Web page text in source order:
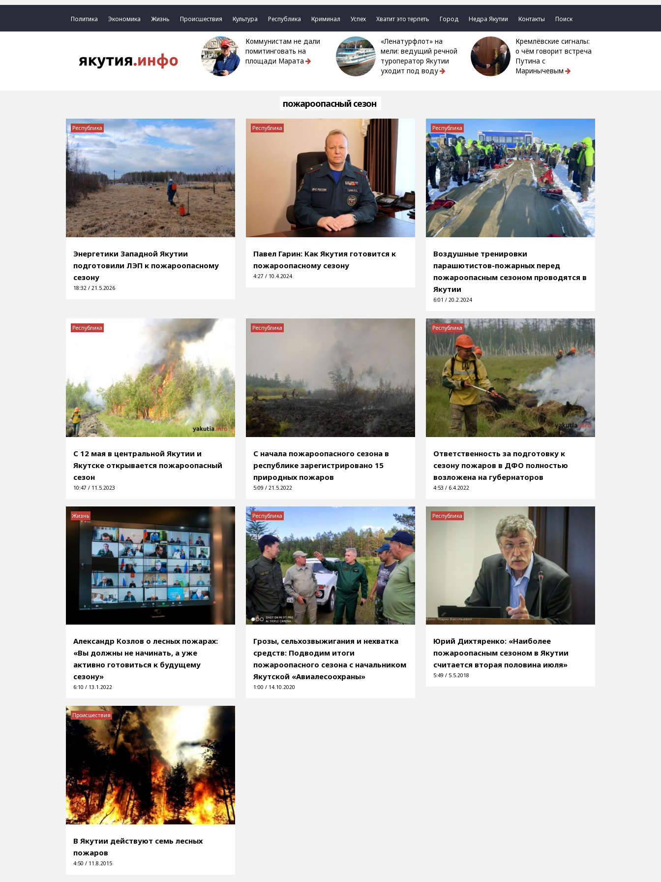
Политика Экономика Жизнь Происшествия Культура Республика Криминал Успех Хватит это терпеть Город Недра Якутии Контакты Поиск
Коммунистам не дали
помитинговать на
площади Марата
«Ленатурфлот» на
мели: ведущий речной
туроператор Якутии
уходит под воду
Кремлёвские сигналы:
о чём говорит встреча
Путина с
Маринычевым
пожароопасный сезон
Энергетики Западной Якутии
подготовили ЛЭП к пожароопасному
сезону
18:32 / 21.5.2026
Республика
Павел Гарин: Как Якутия готовится к
пожароопасному сезону
4:27 / 10.4.2024
Республика
Воздушные тренировки
парашютистов-пожарных перед
пожароопасным сезоном проводятся в
Якутии
6:01 / 20.2.2024
Республика
С 12 мая в центральной Якутии и
Якутске открывается пожароопасный
сезон
10:47 / 11.5.2023
Республика
С начала пожароопасного сезона в
республике зарегистрировано 15
природных пожаров
5:09 / 21.5.2022
Республика
Ответственность за подготовку к
сезону пожаров в ДФО полностью
возложена на губернаторов
4:53 / 6.4.2022
Республика
Александр Козлов о лесных пожарах:
«Вы должны не начинать, а уже
активно готовиться к будущему
сезону»
6:10 / 13.1.2022
Жизнь
Грозы, сельхозвыжигания и нехватка
средств: Подводим итоги
пожароопасного сезона с начальником
Якутской «Авиалесоохраны»
1:00 / 14.10.2020
Республика
Юрий Дихтяренко: «Наиболее
пожароопасным сезоном в Якутии
считается вторая половина июля»
5:49 / 5.5.2018
Республика
В Якутии действуют семь лесных
пожаров
4:50 / 11.8.2015
Происшествия